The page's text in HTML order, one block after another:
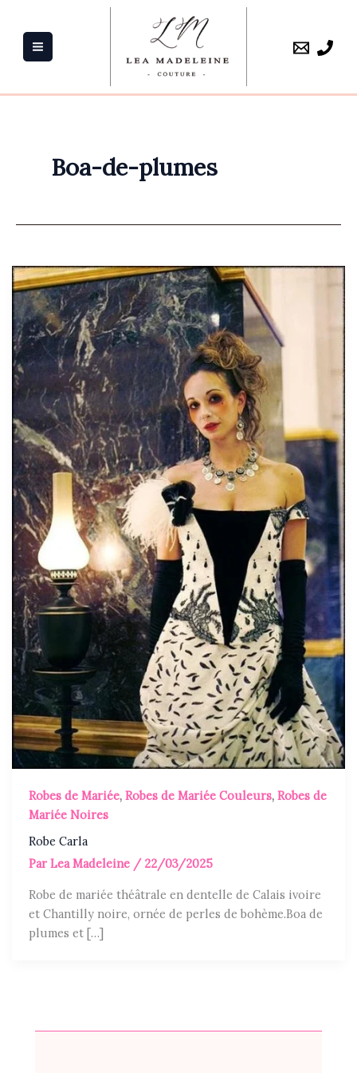
contenu
Boa-de-plumes
Robes de Mariée,Robes de Mariée Couleurs,Robes de
Mariée Noires
Robe Carla
ParLea Madeleine / 22/03/2025
Robe de mariée théâtrale en dentelle de Calais ivoire
et Chantilly noire, ornée de perles de bohème.Boa de
plumes et […]